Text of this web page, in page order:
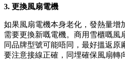
3. 更換風扇電機
如果風扇電機本身老化，發熱量增
需要更換新嘅電機。商用雪櫃嘅風
同品牌型號可能唔同，最好搵返原
要注意接線正確，同埋確保風扇轉